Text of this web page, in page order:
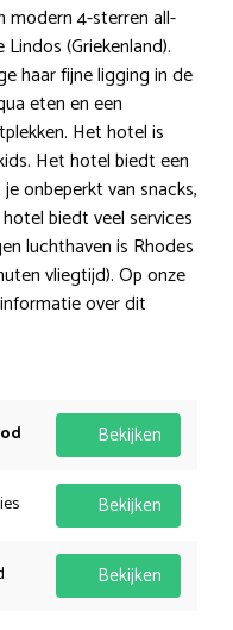
modern 4-sterren all-
(Griekenland).
haar fijne ligging in de
eten en een
Het hotel is
Het hotel biedt een
onbeperkt van snacks,
biedt veel services
luchthaven is Rhodes
vliegtijd). Op onze
over dit
Bekijken
Bekijken
Bekijken